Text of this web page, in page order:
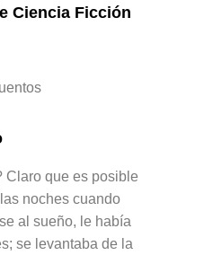
Ciencia Ficción
Claro que es posible
noches cuando
al sueño, le había
se levantaba de la